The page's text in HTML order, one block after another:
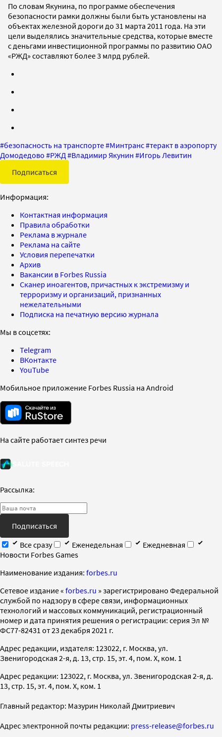
По словам Якунина, по программе обеспечения
безопасности рамки должны были быть установлены на
объектах железной дороги до 31 марта 2011 года. На эти
цели выделялись значительные средства, которые вместе
с деньгами инвестиционной программы по развитию ОАО
«РЖД» составляют более 3 млрд рублей.
#безопасность на транспорте#Минтранс#теракт в аэропорту
Домодедово #РЖД #Владимир Якунин #Игорь Левитин
Подписаться
Информация:
Контактная информация
Правила обработки
Реклама в журнале
Реклама на сайте
Условия перепечатки
Архив
Вакансии в Forbes Russia
Сканер иноагентов, причастных к экстремизму и
терроризму и организаций, признанных
нежелательными
Подписка на печатную версию журнала
Мы в соцсетях:
Telegram
ВКонтакте
YouTube
Мобильное приложение Forbes Russia на Android
На сайте работает синтез речи
Рассылка:
Подписаться
Все сразу
Еженедельная
Ежедневная
Новости Forbes Games
Наименование издания: forbes.ru
Cетевое издание « forbes.ru » зарегистрировано Федеральной
службой по надзору в сфере связи, информационных
технологий и массовых коммуникаций, регистрационный
номер и дата принятия решения о регистрации: серия Эл №
ФС77-82431 от 23 декабря 2021 г.
Адрес редакции, издателя: 123022, г. Москва, ул.
Звенигородская 2-я, д. 13, стр. 15, эт. 4, пом. X, ком. 1
Адрес редакции: 123022, г. Москва, ул. Звенигородская 2-я, д.
13, стр. 15, эт. 4, пом. X, ком. 1
Главный редактор: Мазурин Николай Дмитриевич
Адрес электронной почты редакции: press-release@forbes.ru